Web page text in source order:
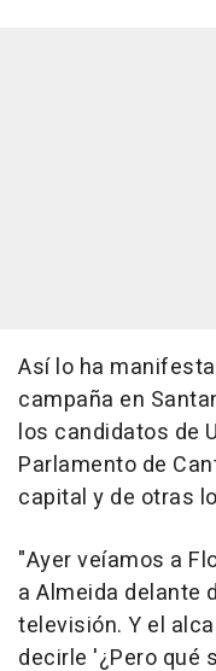
Así lo ha
campaña en
los candidatos de
Parlamento de
capital y de otras
"Ayer veíamos a
a Almeida delante
televisión. Y el
decirle '¿Pero qué